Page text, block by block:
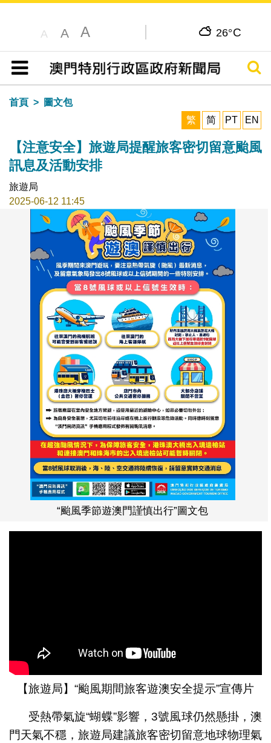
A A A 26°C
目錄
搜尋
首頁
圖文包
繁
简 PT EN
【注意安全】旅遊局提醒旅客密切留意颱風
訊息及活動安排
旅遊局
2025-06-12 11:45
“颱風季節遊澳門謹慎出行”圖文包
【旅遊局】“颱風期間旅客遊澳安全提示”宣傳片
受熱帶氣旋“蝴蝶”影響，3號風球仍然懸掛，澳
門天氣不穩，旅遊局建議旅客密切留意地球物理氣